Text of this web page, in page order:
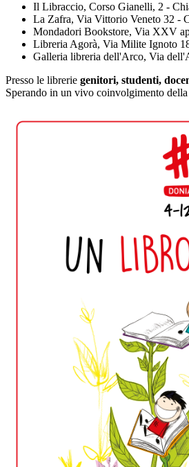
Il Libraccio, Corso Gianelli, 2 -
La Zafra, Via Vittorio Veneto 32 -
Mondadori Bookstore, Via XXV
Libreria Agorà, Via Milite Ignoto
Galleria libreria dell'Arco, Via
Presso le librerie genitori, studenti,
Sperando in un vivo coinvolgimento